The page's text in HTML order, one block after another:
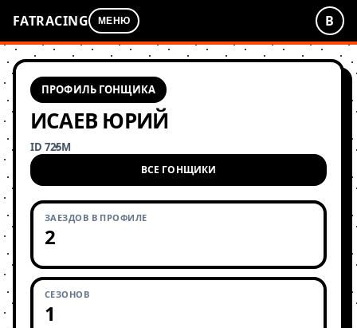
FATRACING МЕНЮ В
ПРОФИЛЬ ГОНЩИКА
ИСАЕВ ЮРИЙ
ID 725М
ВСЕ ГОНЩИКИ
ЗАЕЗДОВ В ПРОФИЛЕ
2
СЕЗОНОВ
1